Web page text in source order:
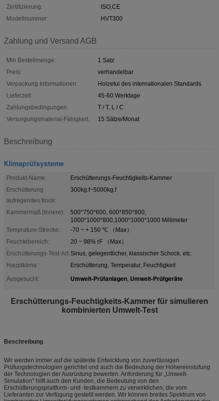
Zertifizierung:
ISO,CE
Modellnummer:
HVT300
Zahlung und Versand AGB
Min Bestellmenge:
1 Satz
Preis:
verhandelbar
Verpackung Informationen:
Holzetui des internationalen Standards
Lieferzeit:
45-60 Werktage
Zahlungsbedingungen:
T / T, L / C
Versorgungsmaterial-Fähigkeit:
15 Sätze/Monat
Beschreibung
Klimaprüfsysteme
Produkt-Name:
Erschütterungs-Feuchtigkeits-Kammer
Erschütterung
aufregendes froce:
300kg.f~5000kg.f
Kammermaß (Innere):
500*750*600, 600*850*800,
1000*1000*800,1000*1000*1000 Millimeter
Temprature-Strecke:
-70 ~ + 150 ℃ （Max）
Feuchtebereich:
20 ~ 98% rF （Max）
Erschütterungs-Test-Art: Sinus, gelegentlicher, klassischer Schock, etc.
Hauptklima:
Erschütterung, Temperatur, Feuchtigkeit
Ausgesucht:
Umwelt-Prüfanlagen, Umwelt-Prüfgeräte
Erschütterungs-Feuchtigkeits-Kammer für simulieren
kombinierten Umwelt-Test
Beschreibung
Wir werden immer auf die späteste Entwicklung von zuverlässigen
Prüfungstechnologien gerichtet und auch die Bedeutung der Höhereinstufung
der Technologien der Ausrüstung bewerten. Anforderung für „Umwelt-
Simulation“ hilft auch den Kunden, die Bedeutung von den
Erschütterungsplattform- und -testkammern zu verwirklichen, die vom
Lieferanten zur Verfügung gestellt werden. Wir können breites Spektrum von